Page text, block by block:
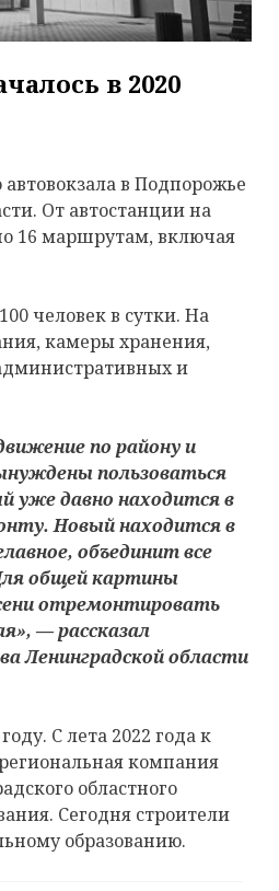
в 2020
в Подпорожье
От автостанции на
16 маршрутам, включая
человек в сутки. На
камеры хранения,
и
по району и
пользоваться
уже давно находится в
Новый находится в
объединит все
общей картины
отремонтировать
— рассказал
Ленинградской области
С лета 2022 года к
компания
областного
Сегодня строители
образованию.